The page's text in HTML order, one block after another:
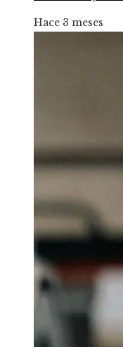
Hace 3 meses